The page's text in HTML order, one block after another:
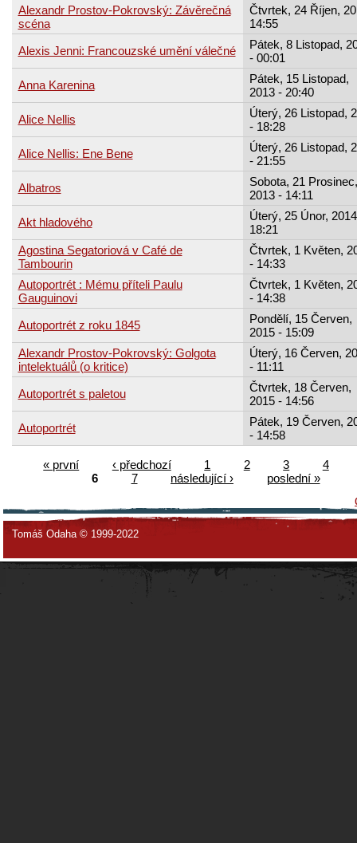
Alexandr Prostov-Pokrovský: Závěrečná
scéna
Čtvrtek, 24 Říjen,
14:55
Alexis Jenni: Francouzské umění válečné
Pátek, 8 Listopad,
- 00:01
Anna Karenina
Pátek, 15 Listopad,
2013 - 20:40
Alice Nellis
Úterý, 26 Listopad,
- 18:28
Alice Nellis: Ene Bene
Úterý, 26 Listopad,
- 21:55
Albatros
Sobota, 21 Prosinec,
2013 - 14:11
Akt hladového
Úterý, 25 Únor,
18:21
Agostina Segatoriová v Café de
Tambourin
Čtvrtek, 1 Květen,
- 14:33
Autoportrét : Mému příteli Paulu
Gauguinovi
Čtvrtek, 1 Květen,
- 14:38
Autoportrét z roku 1845
Pondělí, 15 Červen,
2015 - 15:09
Alexandr Prostov-Pokrovský: Golgota
intelektuálů (o kritice)
Úterý, 16 Červen,
- 11:11
Autoportrét s paletou
Čtvrtek, 18 Červen,
2015 - 14:56
Autoportrét
Pátek, 19 Červen,
- 14:58
« první ‹ předchozí 1 2 3
4
6
7 následující ›
poslední »
Tomáš Odaha © 1999-2022